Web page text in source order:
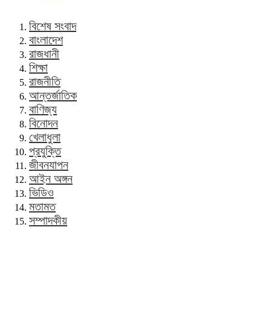
বিশেষ সংবাদ
বাংলাদেশ
রাজধানী
শিক্ষা
রাজনীতি
আন্তর্জাতিক
বাণিজ্য
বিনোদন
খেলাধুলা
প্রযুক্তি
জীবনযাপন
আইন অঙ্গন
ভিডিও
মতামত
সম্পাদকীয়